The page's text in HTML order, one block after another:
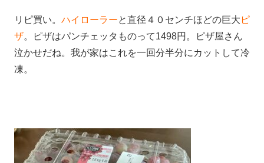
リピ買い。 ハイローラーと直径４０センチほどの巨大 ピ
ザ。ピザはパンチェッタものって1498円。ピザ屋さん
泣かせだね。我が家はこれを一回分半分にカットして冷
凍。